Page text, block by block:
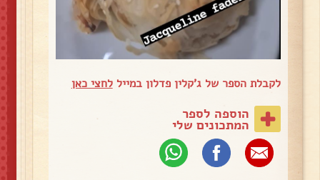
לקבלת הספר של ג'קלין פדלון במייללחצי כאן
הוספה לספר
המתכונים שלי